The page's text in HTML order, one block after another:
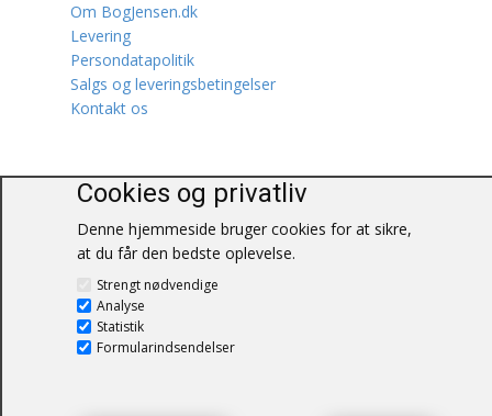
Lystfiskeri
Mad
Musik
Naturen
Oldtidskundskab
Ordbøger
Om BogJensen.dk
Levering
Persondatapolitik
Salgs og leveringsbetingelser
Kontakt os
BogJensen.dk
Blåkærvej 25
6052 Viuf
Tlf.:60703190
E-mail:antikvar@bogjensen.dk
CVR-nummer: 26306469
Cookies og privatliv
Denne hjemmeside bruger cookies for at sikre,
at du får den bedste oplevelse.
Strengt nødvendige
Analyse
Statistik
Formularindsendelser